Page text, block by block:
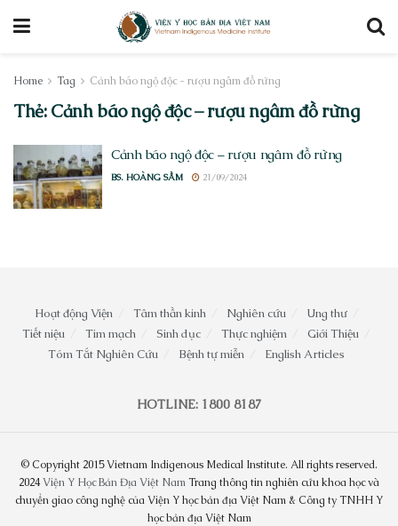
Home Tag Cảnh báo ngộ độc - rượu ngâm đồ rừng
Thẻ:Cảnh báo ngộ độc – rượu ngâm đồ rừng
Cảnh báo ngộ độc – rượu ngâm đồ rừng
BS. HOÀNG SẦM 21/09/2024
Hoạt động Viện Tâm thần kinh Nghiên cứu
Ung thư
Tiết niệu
Tim mạch Sinh dục Thực nghiệm
Giới Thiệu
Tóm Tắt Nghiên Cứu
Bệnh tự miễn English Articles
HOTLINE: 1800 8187
© Copyright 2015 Vietnam Indigenous Medical Institute. All rights reserved.
2024Viện Y Học Bản Địa Việt NamTrang thông tin nghiên cứu khoa học và
chuyển giao công nghệ của Viện Y học bản địa Việt Nam & Công ty TNHH Y
học bản địa Việt Nam